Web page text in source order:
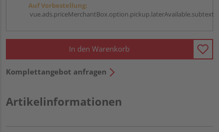
Auf Vorbestellung:
vue.ads.priceMerchantBox.option.pickup.laterAvailable.subtext
In den Warenkorb
Komplettangebot anfragen
Artikelinformationen